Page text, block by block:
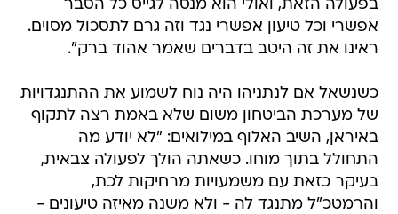
בפעולה הזאת, ואולי הוא מנסה לגייס כל הסבר
אפשרי וכל טיעון אפשרי נגד וזה גרם לתסכול מסוים.
ראינו את זה היטב בדברים שאמר אהוד ברק".
כשנשאל אם לנתניהו היה נוח לשמוע את ההתנגדויות
של מערכת הביטחון משום שלא באמת רצה לתקוף
באיראן, השיב האלוף במילואים: "לא יודע מה
התחולל בתוך מוחו. כשאתה הולך לפעולה צבאית,
בעיקר כזאת עם משמעויות מרחיקות לכת,
והרמטכ"ל מתנגד לה - ולא משנה מאיזה טיעונים -